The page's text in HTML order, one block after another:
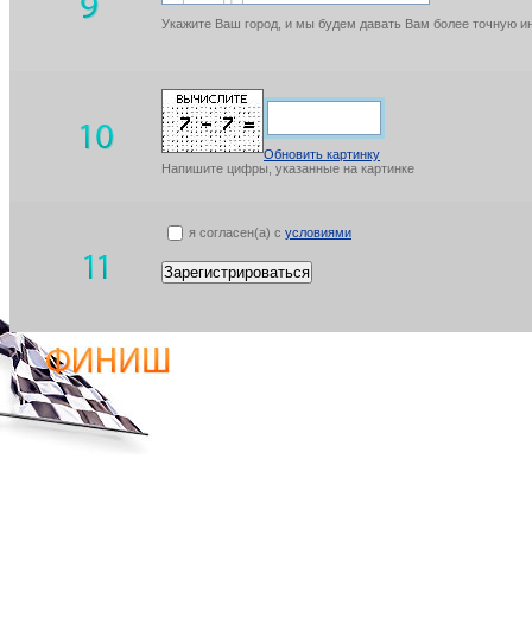
Укажите Ваш город, и мы будем давать Вам более точную
Обновить картинку
Напишите цифры, указанные на картинке
я согласен(а) с условиями
Зарегистрироваться